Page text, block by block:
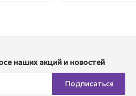
наших акций и новостей
Подписаться